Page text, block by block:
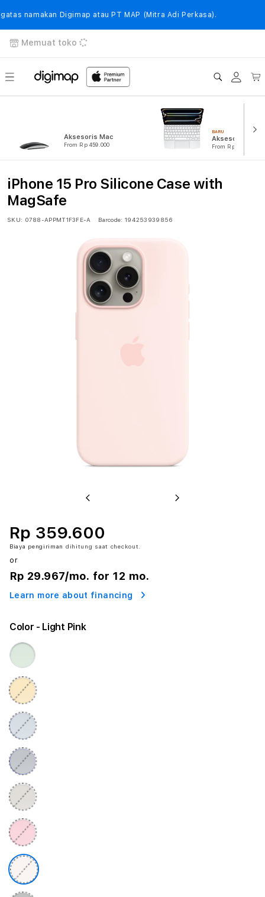
ke
namakan Digimap atau PT MAP (Mitra Adi Perkasa).
Memuat toko
Login
Aksesoris Mac
From Rp 459.000
BARU
Aksesoris iPad
From Rp 239.000
iPhone 15 Pro Silicone Case with
MagSafe
SKU: 0788-APPMT1F3FE-A Barcode: 194253939856
Previous Next
Rp 359.600
Biaya pengiriman dihitung saat checkout.
or
Rp 29.967/mo. for 12 mo.
Learn more about financing
Color - Light Pink